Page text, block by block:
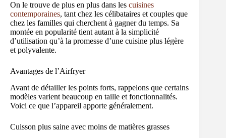
On le trouve de plus en plus dans les cuisines
contemporaines, tant chez les célibataires et couples que
chez les familles qui cherchent à gagner du temps. Sa
montée en popularité tient autant à la simplicité
d’utilisation qu’à la promesse d’une cuisine plus légère
et polyvalente.
Avantages de l’Airfryer
Avant de détailler les points forts, rappelons que certains
modèles varient beaucoup en taille et fonctionnalités.
Voici ce que l’appareil apporte généralement.
Cuisson plus saine avec moins de matières grasses